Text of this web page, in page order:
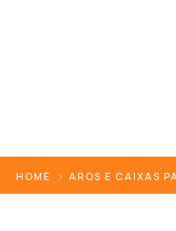
HOME AROS E CAIXAS